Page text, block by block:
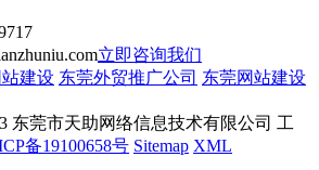
立即咨询我们
建设 东莞外贸推广公司 东莞网站建设
东莞市天助网络信息技术有限公司 工
备19100658号 Sitemap XML